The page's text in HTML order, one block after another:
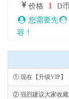
价格 1
D币
您需要先
容！
① 现在【升级VIP】
② 强烈建议大家收藏